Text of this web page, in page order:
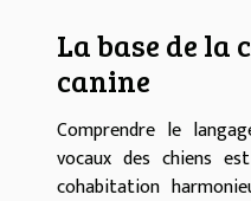
La base de
canine
Comprendre le
vocaux des chiens
cohabitation